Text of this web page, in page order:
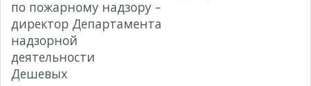
по пожарному надзору –
директор Департамента
надзорной
деятельности
Дешевых